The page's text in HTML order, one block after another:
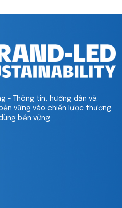
- Thông tin, hướng dẫn và
vững vào chiến lược thương
bền vững